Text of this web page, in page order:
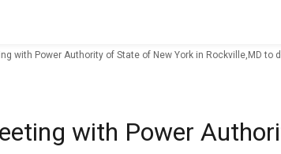
with Power Authority of State of New York in Rockville,MD
with Power